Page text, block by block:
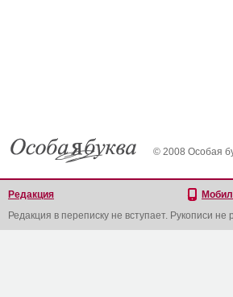
© 2008 Особая
Редакция
Редакция в переписку не вступает. Рукописи